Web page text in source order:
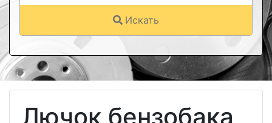
Искать
Лючок бензобака